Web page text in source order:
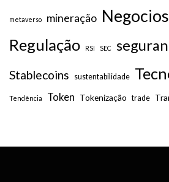
metaverso mineração Negocios
Regulação RSI SEC
Stablecoins sustentabilidade
Tendência Token Tokenização trade